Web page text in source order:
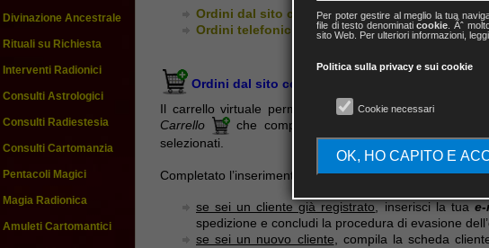
Divinazione Ancestrale
Rituali su Richiesta
Interventi Radionici
Consulti Astrologici
Consulti Radiestesia
Consulti Cartomanzia
Pentacoli Magici
Magia Radionica
Amuleti Cartomantici
Ordini dal sito con il carrello virtuale
Ordini telefonici
Ordini dal sito con il carrello virtuale
Il carrello virtuale permette di selezionare i prodotti
Carrello
che compare in ogni scheda prodotto.
selezionati.
Completato l’inserimento dei prodotti nel Carrello, clicca
se sei un cliente già registrato, inserisci la tuae-
spedizione e concludi la procedura di evasione
se sei un nuovo cliente , compila la scheda
Per poter gestire al meglio la tua
file di testo denominaticookie . Ãˆ
sito Web. Per ulteriori informazioni,
Politica sulla privacy e sui cookie
Cookie necessari
OK, HO CAPITO E